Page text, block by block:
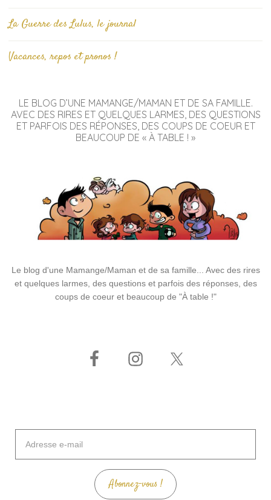
La Guerre des Lulus, le journal
Vacances, repos et pronos !
LE BLOG D’UNE MAMANGE/MAMAN ET DE SA FAMILLE.
AVEC DES RIRES ET QUELQUES LARMES, DES QUESTIONS
ET PARFOIS DES RÉPONSES, DES COUPS DE COEUR ET
BEAUCOUP DE « À TABLE ! »
Le blog d'une Mamange/Maman et de sa famille... Avec des rires
et quelques larmes, des questions et parfois des réponses, des
coups de coeur et beaucoup de "À table !"
mail
Abonnez-vous !